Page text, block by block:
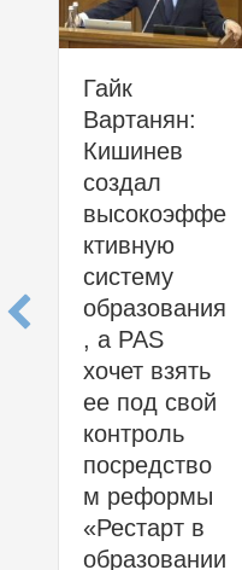
Гайк
Вартанян:
Кишинев
создал
высокоэффе
ктивную
систему
образования
, а PAS
хочет взять
ее под свой
контроль
посредство
м реформы
«Рестарт в
образовании